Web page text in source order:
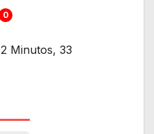
0
2 Minutos, 33